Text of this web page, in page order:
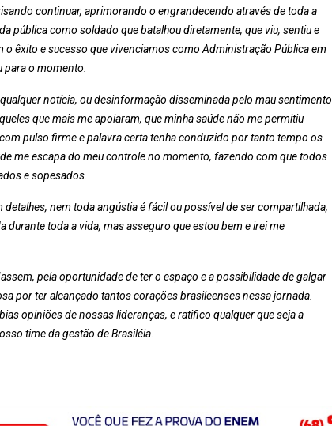
continuar, aprimorando o engrandecendo através de toda a
pública como soldado que batalhou diretamente, que viu, sentiu e
êxito e sucesso que vivenciamos como Administração Pública em
para o momento.
notícia, ou desinformação disseminada pelo mau sentimento
que mais me apoiaram, que minha saúde não me permitiu
pulso firme e palavra certa tenha conduzido por tanto tempo os
me escapa do meu controle no momento, fazendo com que todos
e sopesados.
nem toda angústia é fácil ou possível de ser compartilhada,
toda a vida, mas asseguro que estou bem e irei me
pela oportunidade de ter o espaço e a possibilidade de galgar
por ter alcançado tantos corações brasileenses nessa jornada.
opiniões de nossas lideranças, e ratifico qualquer que seja a
time da gestão de Brasiléia.